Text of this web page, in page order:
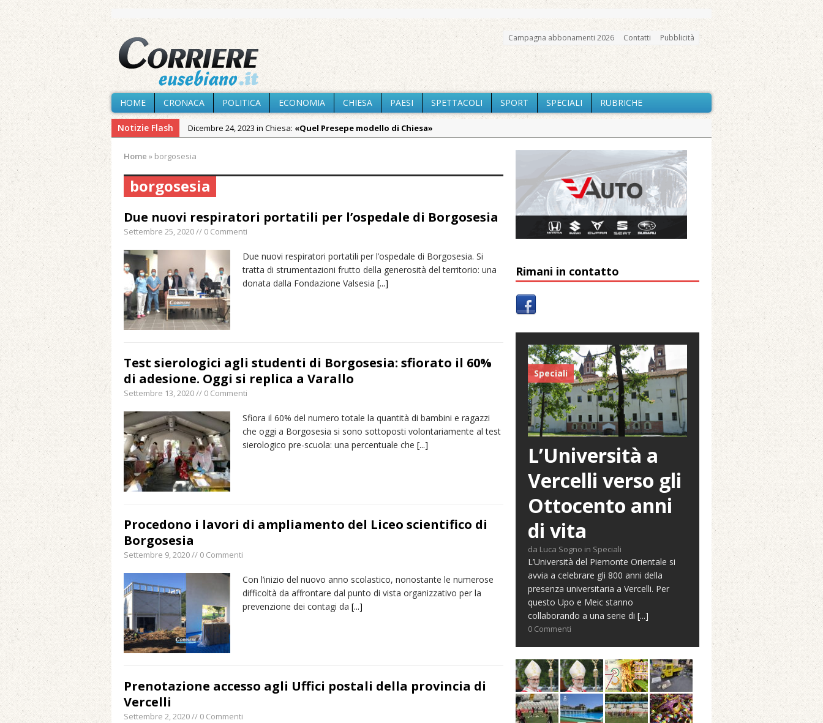
Campagna abbonamenti 2026 Contatti Pubblicità
HOME CRONACA POLITICA ECONOMIA CHIESA PAESI SPETTACOLI SPORT SPECIALI RUBRICHE
Notizie Flash Dicembre 24, 2023 in Chiesa: «Quel Presepe modello di Chiesa»
Estate di sagre anche per i mezzi storici della collezione della Fondazione Marazzato
Agosto 7, 2026 in Cronaca:
Piscina ex Enal non balneabile dopo i controlli dell’Asl. Il Comune: «Misura precauzionale e
provvisoria»
Agosto 7, 2026 in Cronaca:
Agosto 7, 2026 in Paesi:La Regione stanzia oltre 38mila euro per il carnevale di Santhià. La soddisfazione della Pro Loco
Maggio 11, 2024 in Speciali:Dieci anni fa l’ingresso a Vercelli dell’arcivescovo mons. Marco Arnolfo
Home » borgosesia
borgosesia
Due nuovi respiratori portatili per l’ospedale di Borgosesia
Settembre 25, 2020 // 0 Commenti
Due nuovi respiratori portatili per l’ospedale di Borgosesia. Si
tratta di strumentazioni frutto della generosità del territorio: una
donata dalla Fondazione Valsesia [...]
Test sierologici agli studenti di Borgosesia: sfiorato il 60%
di adesione. Oggi si replica a Varallo
Settembre 13, 2020 // 0 Commenti
Sfiora il 60% del numero totale la quantità di bambini e ragazzi
che oggi a Borgosesia si sono sottoposti volontariamente al test
sierologico pre-scuola: una percentuale che [...]
Procedono i lavori di ampliamento del Liceo scientifico di
Borgosesia
Settembre 9, 2020 // 0 Commenti
Con l’inizio del nuovo anno scolastico, nonostante le numerose
difficoltà da affrontare dal punto di vista organizzativo per la
prevenzione dei contagi da [...]
Prenotazione accesso agli Uffici postali della provincia di
Vercelli
Settembre 2, 2020 // 0 Commenti
Rimani in contatto
Speciali
L’Università a
Vercelli verso gli
Ottocento anni
di vita
da Luca Sogno in Speciali
L’Università del Piemonte Orientale si
avvia a celebrare gli 800 anni della
presenza universitaria a Vercelli. Per
questo Upo e Meic stanno
collaborando a una serie di [...]
0 Commenti